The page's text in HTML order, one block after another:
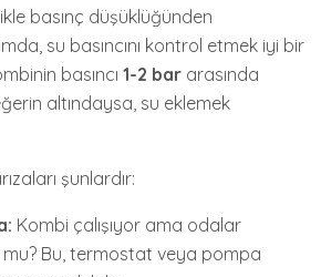
basınç düşüklüğünden
su basıncını kontrol etmek iyi bir
basıncı 1-2 bar arasında
altındaysa, su eklemek
şunlardır:
Kombi çalışıyor ama odalar
mu? Bu, termostat veya pompa